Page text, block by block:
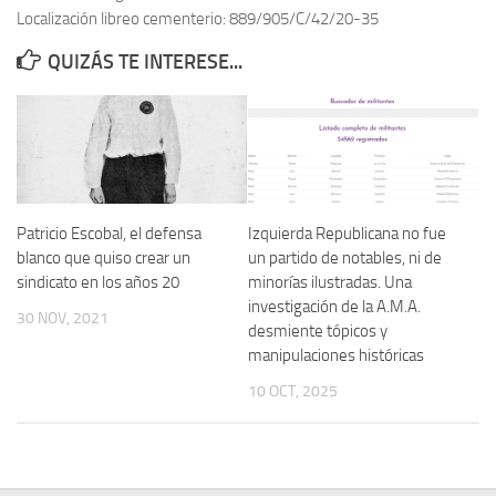
Memoria Histórica
Investigación previa de la represión en Talavera de la Reina (1937-
1947).
Informe Represión en Toledo 1936-1947 | Buscador
Informe de la fosa de abril de 1939 de Tembleque
Enciclopedia Republicana
Militantes históricos IR
Personajes republicanos
Izquierda Republicana. Agrupaciones y Militantes (1934-1939)
Izquierda Republicana. Navarra
Localización libreo cementerio: 889/905/C/42/20-35
QUIZÁS TE INTERESE...
Patricio Escobal, el defensa
blanco que quiso crear un
sindicato en los años 20
30 NOV, 2021
Izquierda Republicana no fue
un partido de notables, ni de
minorías ilustradas. Una
investigación de la A.M.A.
desmiente tópicos y
manipulaciones históricas
10 OCT, 2025